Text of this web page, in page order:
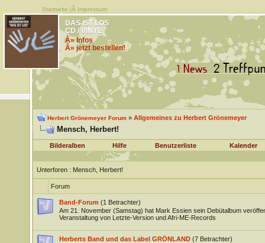
Startseite |Â Impressum
DAS IST LOS
CD / VINYL
Â» Infos
Â» jetzt bestellen!
Herbert Grönemeyer Forum» Allgemeines zu Herbert Grönemeyer
Mensch, Herbert!
Bilderalben Hilfe Benutzerliste Kalender
Unterforen: Mensch, Herbert!
Forum
Band-Forum (1 Betrachter)
Am 21. November (Samstag) hat Mark Essien sein Debütalbum
Veranstaltung von Letzte-Version und Afri-ME-Records
Herberts Band und das Label GRÖNLAND (7 Betrachter)